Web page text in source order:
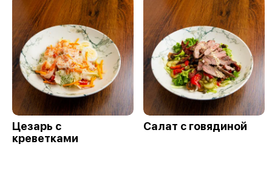
Цезарь с
креветками
Салат с говядиной